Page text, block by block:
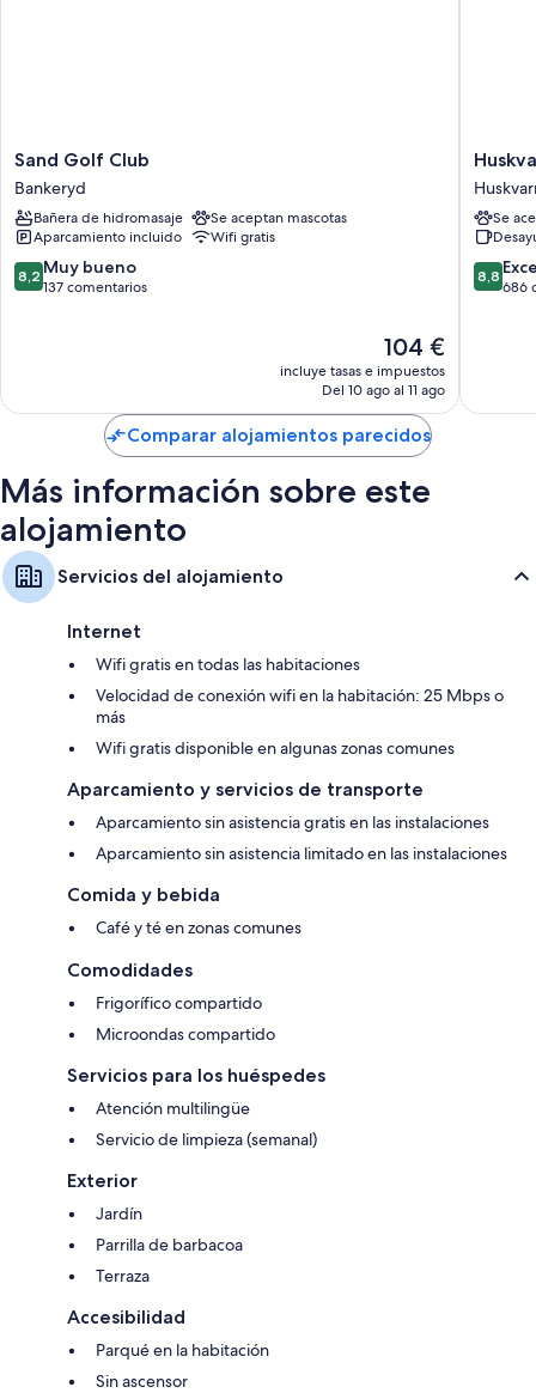
Sand
Golf
Club
Bankeryd
Sand Golf Club
Bankeryd
Bañera de hidromasaje
Se aceptan mascotas
Aparcamiento incluido
Wifi gratis
8.2
sobre
8,2 Muy bueno
137 comentarios
El
precio
actual
de
104 €
104 €
incluye tasas e impuestos
Del 10 ago al 11 ago
Hotell
&
Se
8.8
sobre
8,8
686
Comparar alojamientos parecidos
Más información sobre este
alojamiento
Servicios del alojamiento
Internet
Wifi gratis en todas las habitaciones
Velocidad de conexión wifi en la habitación: 25 Mbps o
más
Wifi gratis disponible en algunas zonas comunes
Aparcamiento y servicios de transporte
Aparcamiento sin asistencia gratis en las instalaciones
Aparcamiento sin asistencia limitado en las instalaciones
Comida y bebida
Café y té en zonas comunes
Comodidades
Frigorífico compartido
Microondas compartido
Servicios para los huéspedes
Atención multilingüe
Servicio de limpieza (semanal)
Exterior
Jardín
Parrilla de barbacoa
Terraza
Accesibilidad
Parqué en la habitación
Sin ascensor